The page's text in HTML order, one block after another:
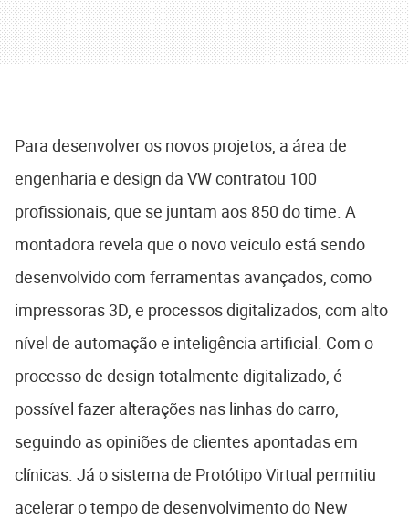
Para desenvolver os novos projetos, a área de
engenharia e design da VW contratou 100
profissionais, que se juntam aos 850 do time. A
montadora revela que o novo veículo está sendo
desenvolvido com ferramentas avançados, como
impressoras 3D, e processos digitalizados, com alto
nível de automação e inteligência artificial. Com o
processo de design totalmente digitalizado, é
possível fazer alterações nas linhas do carro,
seguindo as opiniões de clientes apontadas em
clínicas. Já o sistema de Protótipo Virtual permitiu
acelerar o tempo de desenvolvimento do New